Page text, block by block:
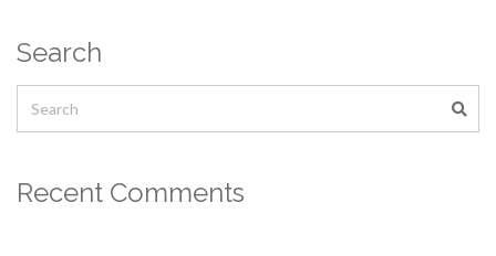
Search
Recent Comments